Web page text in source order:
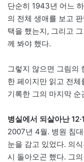
단순히 1943년 어느
의 전체 생애를 보고
택을 했는지, 그리고
께 봐야 했다.
그렇지 않으면 그림의
한 페이지만 읽고 전
기록한 그의 마지막 순
병실에서 되살아난
2007년 4월. 병원 침
눈을 감고 있었다. 의
시 돌아오곤 했다. 그